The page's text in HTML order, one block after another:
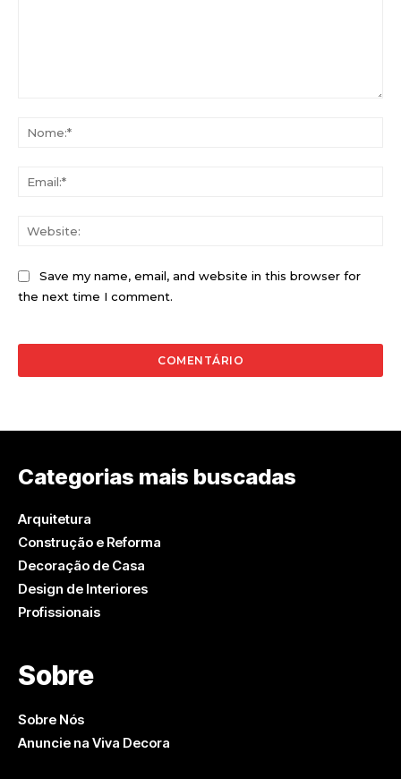
Save my name, email, and website in this browser for
the next time I comment.
Categorias mais buscadas
Arquitetura
Construção e Reforma
Decoração de Casa
Design de Interiores
Profissionais
Sobre
Sobre Nós
Anuncie na Viva Decora